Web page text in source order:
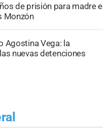
de prisión para madre e
Monzón
Agostina Vega: la
nuevas detenciones